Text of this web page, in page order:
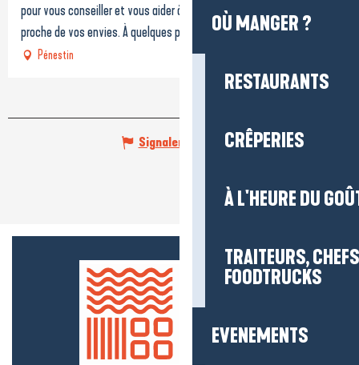
OÙ MANGER ?
RESTAURANTS
CRÊPERIES
À L'HEURE DU
TRAITEURS,
FOODTRUCKS
EVENEMENTS
pour vous conseiller et vous aider à organiser un séjour au plus
proche de vos envies. À quelques pas du...
Pénestin
Signaler une erreur